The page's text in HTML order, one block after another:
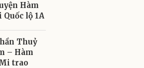
Hàm
Quốc lộ 1A
Thuỷ
– Hàm
trao